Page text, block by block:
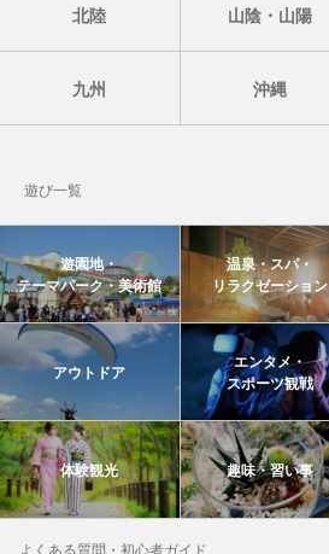
北陸 山陰・山陽
九州 沖縄
遊び一覧
遊園地・
テーマパーク・美術館
温泉・スパ・
リラクゼーション
アウトドア
エンタメ・
スポーツ観戦
体験観光 趣味・習い事
よくある質問・初心者ガイド